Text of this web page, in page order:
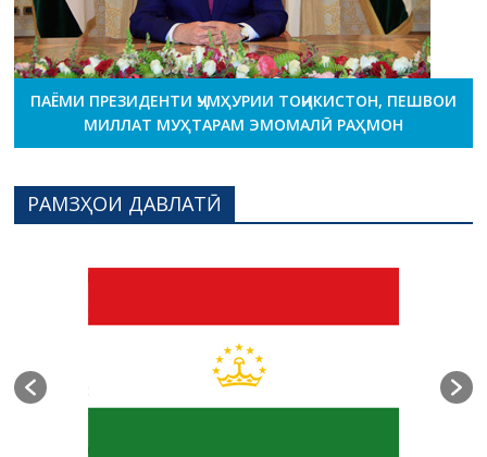
ПАЁМИ ПРЕЗИДЕНТИ ҶУМҲУРИИ ТОҶИКИСТОН, ПЕШВОИ
МИЛЛАТ МУҲТАРАМ ЭМОМАЛӢ РАҲМОН
РАМЗҲОИ ДАВЛАТӢ